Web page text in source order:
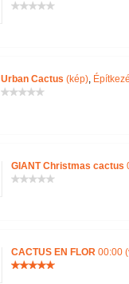
Urban Cactus (kép),
GIANT Christmas cactus
CACTUS EN FLOR00:00